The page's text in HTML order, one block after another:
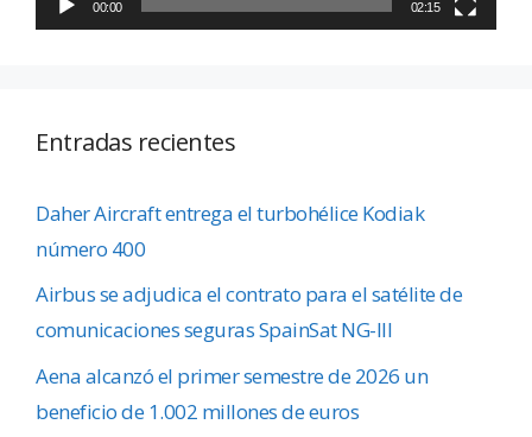
00:00 02:15
Entradas recientes
Daher Aircraft entrega el turbohélice Kodiak
número 400
Airbus se adjudica el contrato para el satélite de
comunicaciones seguras SpainSat NG-III
Aena alcanzó el primer semestre de 2026 un
beneficio de 1.002 millones de euros